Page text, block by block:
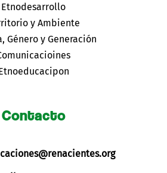
Etnodesarrollo
y Ambiente
Género y Generación
Contacto